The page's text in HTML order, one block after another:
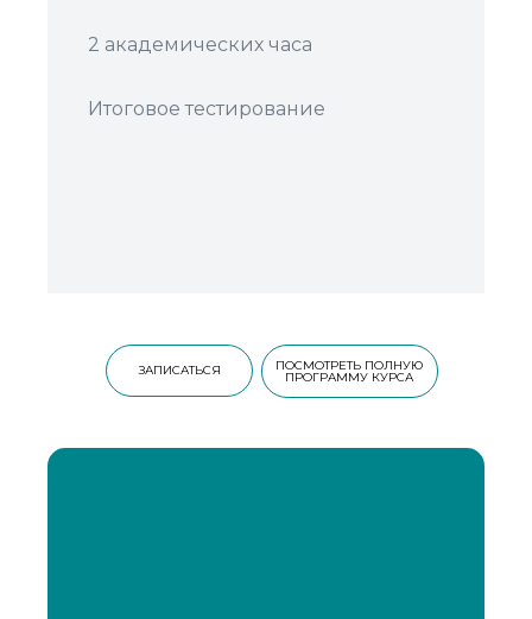
2 академических часа
Итоговое тестирование
ПОСМОТРЕТЬ ПОЛНУЮ
ПРОГРАММУ КУРСА
ПОСМОТРЕТЬ ПОЛНУЮ
ПРОГРАММУ КУРСА
ЗАПИСАТЬСЯ
ЗАПИСАТЬСЯ